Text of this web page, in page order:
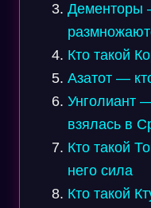
Дементоры
Кто такой
Азатот —
Унголиант
взялась в
Кто такой
него сила
Кто такой